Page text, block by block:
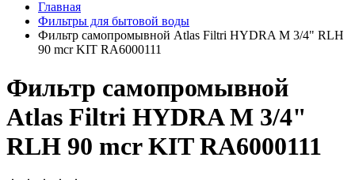
Главная
Фильтры для бытовой воды
Фильтр самопромывной Atlas Filtri HYDRA M 3/4" RLH
90 mcr KIT RA6000111
Фильтр самопромывной
Atlas Filtri HYDRA M 3/4"
RLH 90 mcr KIT RA6000111